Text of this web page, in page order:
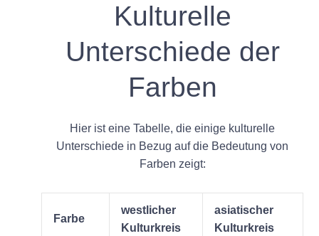
Kulturelle
Unterschiede der
Farben
Hier ist eine Tabelle, die einige kulturelle
Unterschiede in Bezug auf die Bedeutung von
Farben zeigt:
Farbe
westlicher
Kulturkreis
asiatischer
Kulturkreis